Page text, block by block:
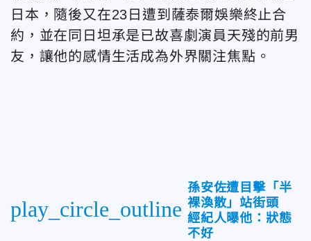
日本，隨後又在23日遭到薩泰爾娛樂終止合
約，並在同日坦承是已故喜劇演員天殘的前男
友，讓他的感情生活成為外界關注焦點。
play_circle_outline
孫安佐遭目擊「半
裸渙散」站街頭
經紀人曝他：狀態
不好